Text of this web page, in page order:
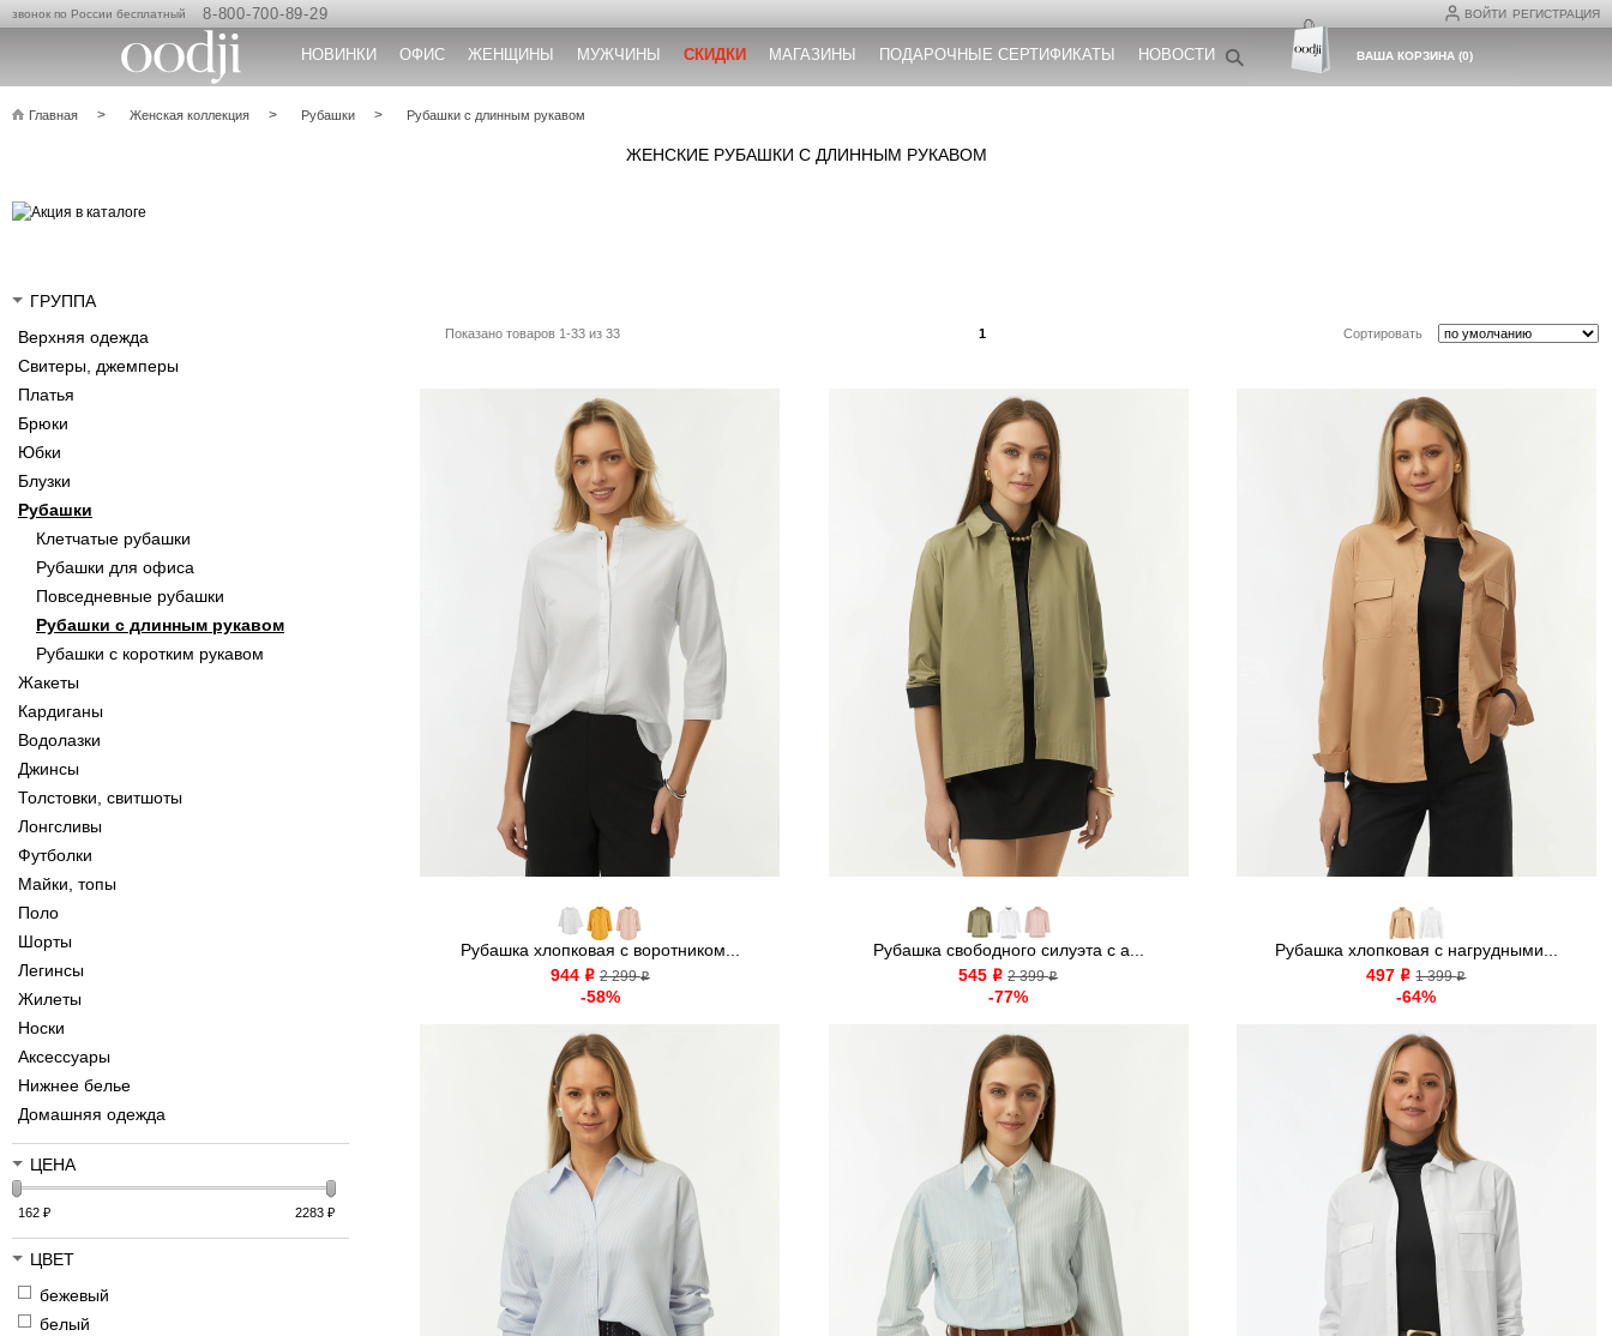
ВОЙТИ РЕГИСТРАЦИЯ
звонок по России бесплатный 8-800-700-89-29
НОВИНКИ ОФИС ЖЕНЩИНЫ МУЖЧИНЫ СКИДКИ МАГАЗИНЫ ПОДАРОЧНЫЕ СЕРТИФИКАТЫ НОВОСТИ ВАША КОРЗИНА(0)
Главная Женская коллекция Рубашки Рубашки с длинным рукавом
ЖЕНСКИЕ РУБАШКИ С ДЛИННЫМ РУКАВОМ
ГРУППА
Верхняя одежда
Свитеры, джемперы
Платья
Брюки
Юбки
Блузки
Рубашки
Клетчатые рубашки
Рубашки для офиса
Повседневные рубашки
Рубашки с длинным рукавом
Рубашки с коротким рукавом
Жакеты
Кардиганы
Водолазки
Джинсы
Толстовки, свитшоты
Лонгсливы
Футболки
Майки, топы
Поло
Шорты
Легинсы
Жилеты
Носки
Аксессуары
Нижнее белье
Домашняя одежда
ЦЕНА
162 ₽ 2283₽
ЦВЕТ
бежевый
белый
Показано товаров 1-33 из 33 1 Сортировать
Рубашка хлопковая с воротником...
944 o 2 299o
-58%
Рубашка свободного силуэта с а...
545 o 2 399o
-77%
Рубашка хлопковая с нагрудными...
497 o 1 399o
-64%